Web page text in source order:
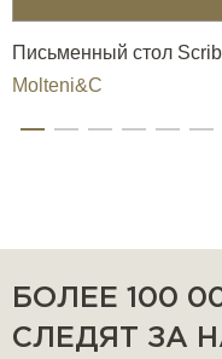
Письменный стол
Molteni&C
БОЛЕЕ 100
СЛЕДЯТ ЗА